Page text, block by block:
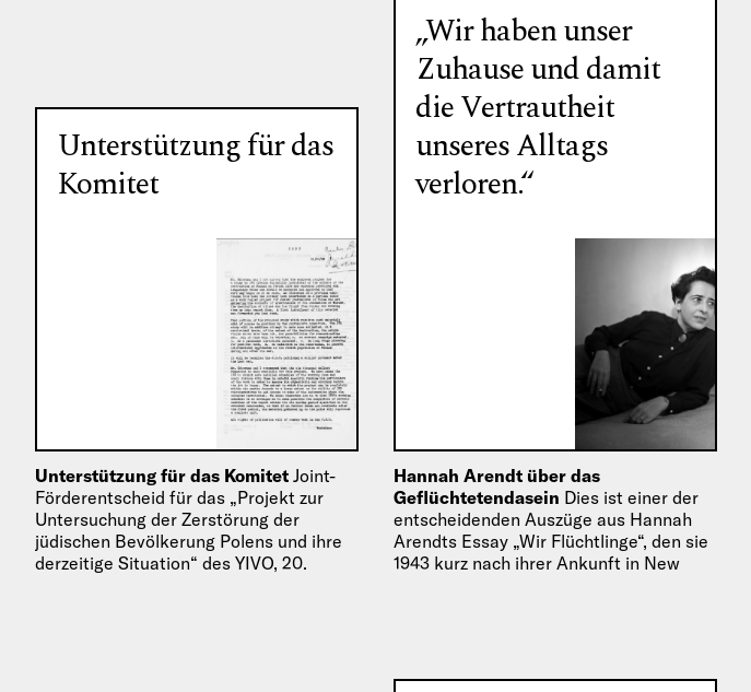
Unterstützung für das
Komitet
Unterstützung für das Komitet Joint-
Förderentscheid für das „Projekt zur
Untersuchung der Zerstörung der
jüdischen Bevölkerung Polens und ihre
derzeitige Situation“ des YIVO, 20.
„Wir haben unser
Zuhause und damit
die Vertrautheit
unseres Alltags
verloren.“
Hannah Arendt über das
Geflüchtetendasein Dies ist einer der
entscheidenden Auszüge aus Hannah
Arendts Essay „Wir Flüchtlinge“, den sie
1943 kurz nach ihrer Ankunft in New